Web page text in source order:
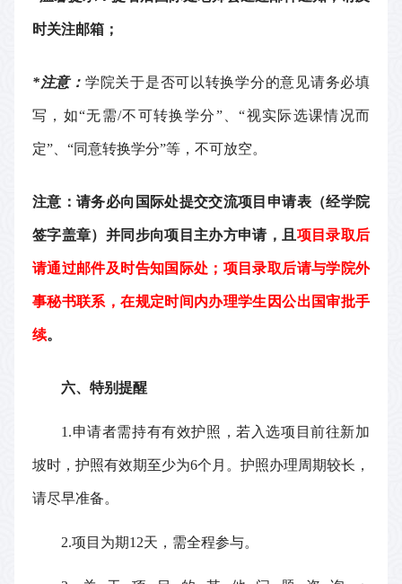
时关注邮箱；
*注意： 学院关于是否可以转换学分的意见请务必填
写，如“无需/不可转换学分”、“视实际选课情况而
定”、“同意转换学分”等，不可放空。
注意：请务必向国际处提交交流项目申请表（经学院
签字盖章）并同步向项目主办方申请，且 项目录取后
请通过邮件及时告知国际处；项目录取后请与学院外
事秘书联系，在规定时间内办理学生因公出国审批手
续。
六、特别提醒
1.申请者需持有有效护照，若入选项目前往新加
坡时，护照有效期至少为6个月。护照办理周期较长，
请尽早准备。
2.项目为期12天，需全程参与。